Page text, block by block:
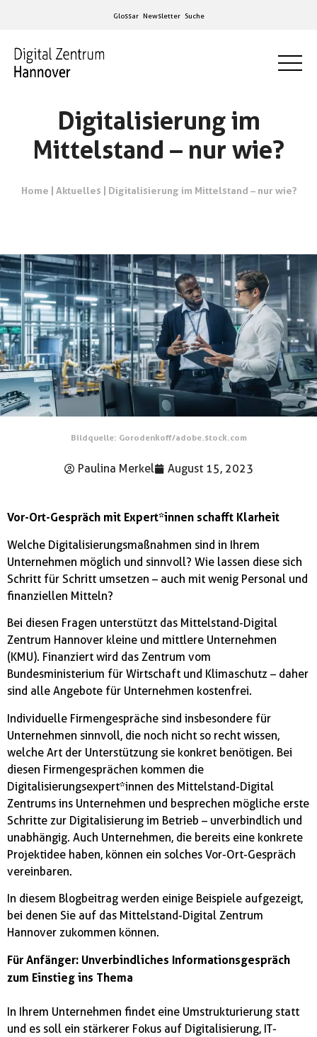
Glossar Newsletter Suche
Digitalisierung im
Mittelstand – nur wie?
Home | Aktuelles | Digitalisierung im Mittelstand – nur wie?
Bildquelle: Gorodenkoff/adobe.stock.com
Paulina Merkel August 15, 2023
Vor-Ort-Gespräch mit Expert*innen schafft Klarheit
Welche Digitalisierungsmaßnahmen sind in Ihrem
Unternehmen möglich und sinnvoll? Wie lassen diese sich
Schritt für Schritt umsetzen – auch mit wenig Personal und
finanziellen Mitteln?
Bei diesen Fragen unterstützt das Mittelstand-Digital
Zentrum Hannover kleine und mittlere Unternehmen
(KMU). Finanziert wird das Zentrum vom
Bundesministerium für Wirtschaft und Klimaschutz – daher
sind alle Angebote für Unternehmen kostenfrei.
Individuelle Firmengespräche sind insbesondere für
Unternehmen sinnvoll, die noch nicht so recht wissen,
welche Art der Unterstützung sie konkret benötigen. Bei
diesen Firmengesprächen kommen die
Digitalisierungsexpert*innen des Mittelstand-Digital
Zentrums ins Unternehmen und besprechen mögliche erste
Schritte zur Digitalisierung im Betrieb – unverbindlich und
unabhängig. Auch Unternehmen, die bereits eine konkrete
Projektidee haben, können ein solches Vor-Ort-Gespräch
vereinbaren.
In diesem Blogbeitrag werden einige Beispiele aufgezeigt,
bei denen Sie auf das Mittelstand-Digital Zentrum
Hannover zukommen können.
Für Anfänger: Unverbindliches Informationsgespräch
zum Einstieg ins Thema
In Ihrem Unternehmen findet eine Umstrukturierung statt
und es soll ein stärkerer Fokus auf Digitalisierung, IT-